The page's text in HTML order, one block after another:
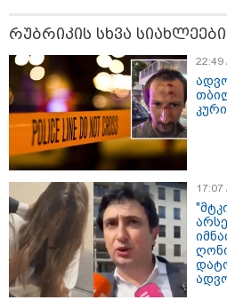
22:49 / 07-08-2026
ადვოკატის ინფორმაციით,
კურიერს თავს დაესხნენ
11:36 / 08-
ეძებენ
11:40 /
"18
რუბრიკის სხვა სიახლეები
22:49
17:07